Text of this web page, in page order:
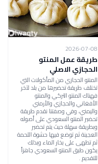
2026-07-08
طريقة عمل المنتو
الحجازي الاصلي
المنتو الحجازي من المأكولات التي
تختلف طريقة تحضيرها من بلد لآخر
فهناك المنتو التركي والمنتو
الأفغاني والحجازي والأرمني
واليمني، وفي وصفتنا نقدم طريقة
تحضير المنتو السعودي على أصوله
وبطريقة سهلة حيث يتم تحضير
العجينة ثم توضع فيها حشوة اللحمة
ثم تطهى على بخار الماء وبذلك
يكون طبق المنتو السعودي جاهزاً
للتقديم .